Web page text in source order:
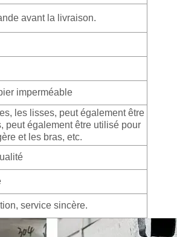
avant la livraison.
imperméable
les lisses, peut également être
peut également être utilisé pour
et les bras, etc.
service sincère.